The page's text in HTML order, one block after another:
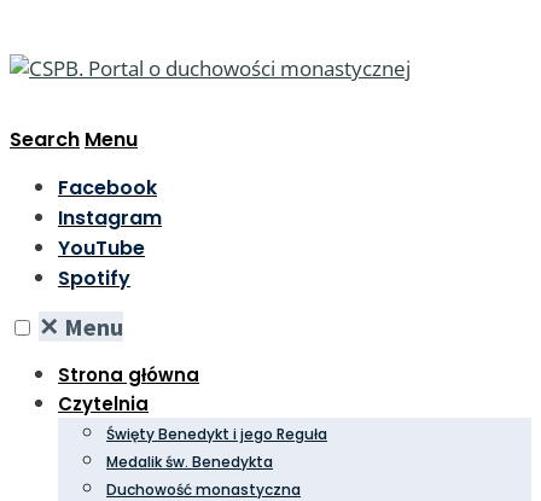
Search Menu
Facebook
Instagram
YouTube
Spotify
✕ Menu
Strona główna
Czytelnia
Święty Benedykt i jego Reguła
Medalik św. Benedykta
Duchowość monastyczna